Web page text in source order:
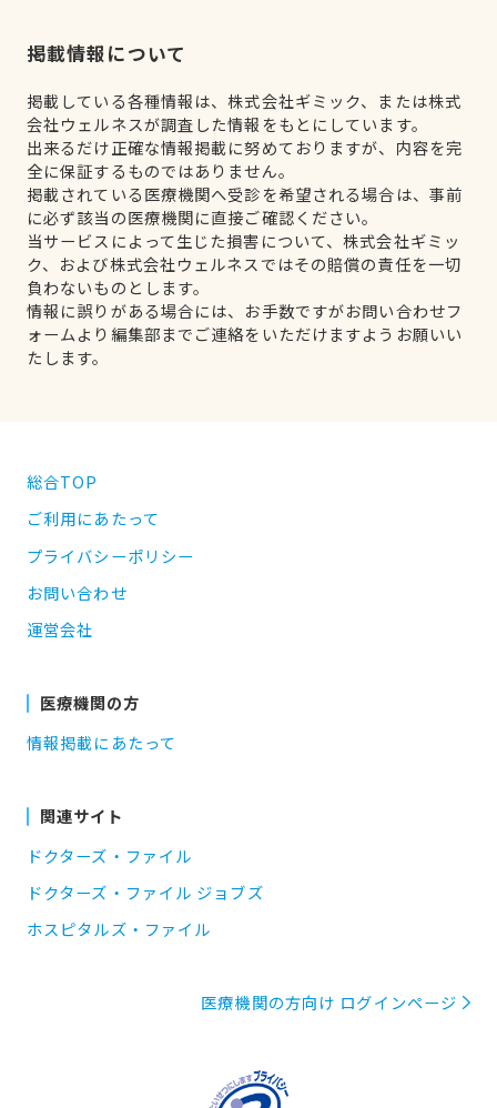
掲載情報について
掲載している各種情報は、株式会社ギミック、または株式
会社ウェルネスが調査した情報をもとにしています。
出来るだけ正確な情報掲載に努めておりますが、内容を完
全に保証するものではありません。
掲載されている医療機関へ受診を希望される場合は、事前
に必ず該当の医療機関に直接ご確認ください。
当サービスによって生じた損害について、株式会社ギミッ
ク、および株式会社ウェルネスではその賠償の責任を一切
負わないものとします。
情報に誤りがある場合には、お手数ですがお問い合わせフ
ォームより編集部までご連絡をいただけますようお願いい
たします。
総合TOP
ご利用にあたって
プライバシーポリシー
お問い合わせ
運営会社
医療機関の方
情報掲載にあたって
関連サイト
ドクターズ・ファイル
ドクターズ・ファイル ジョブズ
ホスピタルズ・ファイル
医療機関の方向け ログインページ